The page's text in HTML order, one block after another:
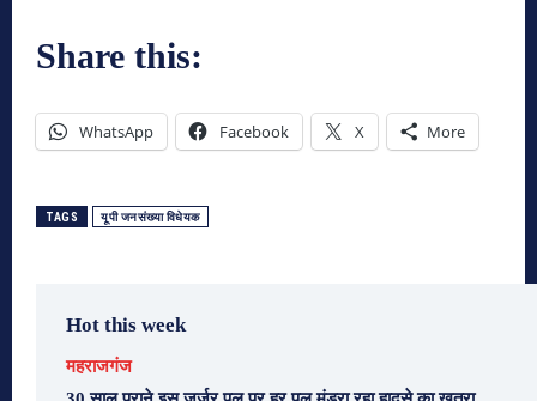
Share this:
WhatsApp Facebook X More
TAGS यूपी जनसंख्या विधेयक
Hot this week
महराजगंज